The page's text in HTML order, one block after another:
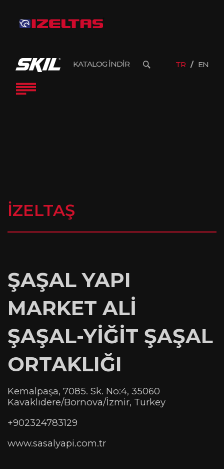
KATALOG İNDİR TR EN
İZELTAŞ
ŞAŞAL YAPI
MARKET ALİ
ŞAŞAL-YİĞİT ŞAŞAL
ORTAKLIĞI
Kemalpaşa, 7085. Sk. No:4, 35060
Kavaklıdere/Bornova/İzmir, Turkey
+902324783129
www.sasalyapi.com.tr